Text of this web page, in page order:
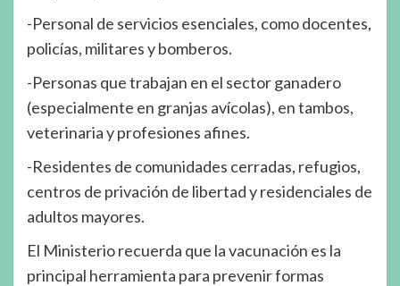
-Personal de servicios esenciales, como docentes,
policías, militares y bomberos.
-Personas que trabajan en el sector ganadero
(especialmente en granjas avícolas), en tambos,
veterinaria y profesiones afines.
-Residentes de comunidades cerradas, refugios,
centros de privación de libertad y residenciales de
adultos mayores.
El Ministerio recuerda que la vacunación es la
principal herramienta para prevenir formas